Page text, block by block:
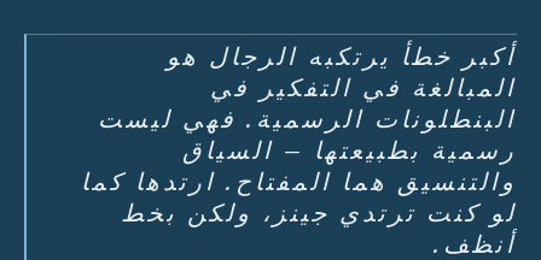
أكبر خطأ يرتكبه الرجال هو
المبالغة في التفكير في
البنطلونات الرسمية. فهي ليست
رسمية بطبيعتها – السياق
والتنسيق هما المفتاح. ارتدها كما
لو كنت ترتدي جينز، ولكن بخط
أنظف.